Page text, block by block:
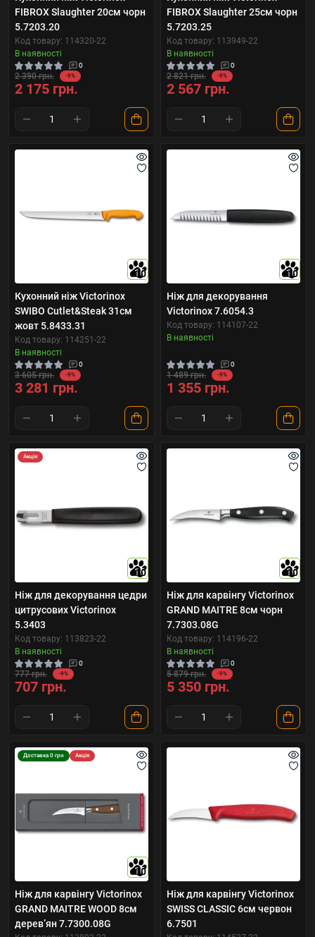
FIBROX Slaughter 20см чорн
5.7203.20
Код товару: 114320-22
В наявності
0
2 390 грн. -9%
2 175 грн.
FIBROX Slaughter 25см чорн
5.7203.25
Код товару: 113949-22
В наявності
0
2 821 грн. -9%
2 567 грн.
10
Кухонний ніж Victorinox
SWIBO Cutlet&Steak 31см
жовт 5.8433.31
Код товару: 114251-22
В наявності
0
3 605 грн. -9%
3 281 грн.
10
Ніж для декорування
Victorinox 7.6054.3
Код товару: 114107-22
В наявності
0
1 489 грн. -9%
1 355 грн.
Акція
10
Ніж для декорування цедри
цитрусових Victorinox
5.3403
Код товару: 113823-22
В наявності
0
777 грн. -9%
707 грн.
10
Ніж для карвінгу Victorinox
GRAND MAITRE 8см чорн
7.7303.08G
Код товару: 114196-22
В наявності
0
5 879 грн. -9%
5 350 грн.
Доставка 0 грн Акція
10
Ніж для карвінгу Victorinox
GRAND MAITRE WOOD 8см
дерев’ян 7.7300.08G
Ніж для карвінгу Victorinox
SWISS CLASSIC 6см червон
6.7501